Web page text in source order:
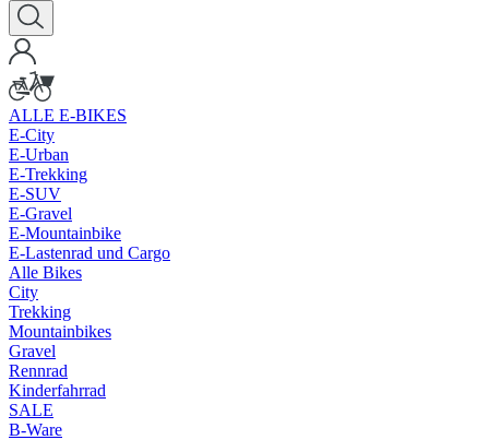
ALLE E-BIKES
E-City
E-Urban
E-Trekking
E-SUV
E-Gravel
E-Mountainbike
E-Lastenrad und Cargo
Alle Bikes
City
Trekking
Mountainbikes
Gravel
Rennrad
Kinderfahrrad
SALE
B-Ware